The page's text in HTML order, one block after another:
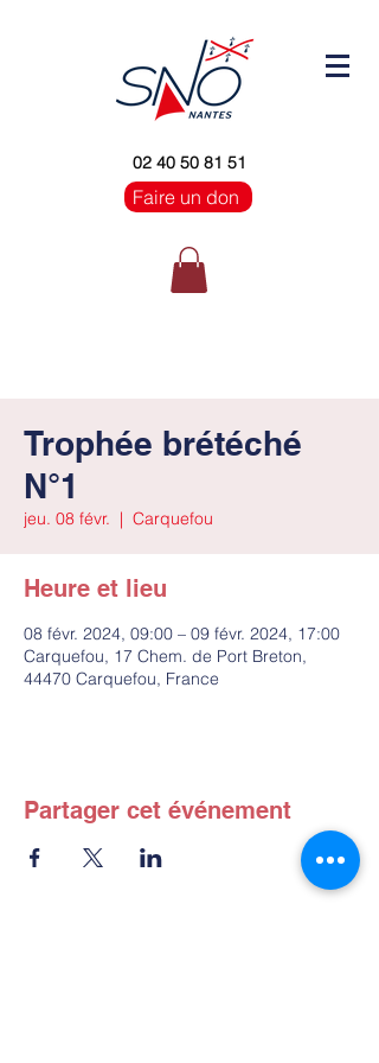
02 40 50 81 51
Faire un don
Trophée brétéché
N°1
jeu. 08 févr.
  |
Carquefou
Heure et lieu
08 févr. 2024, 09:00 – 09 févr. 2024, 17:00
Carquefou, 17 Chem. de Port Breton,
44470 Carquefou, France
Partager cet événement